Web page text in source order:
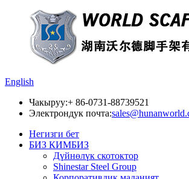
English
Чакыруу:+ 86-0731-88739521
Электрондук почта:
Негизги бет
БИЗ КИМБИЗ
Дүйнөлүк скотоктор
Shinestar Steel Group